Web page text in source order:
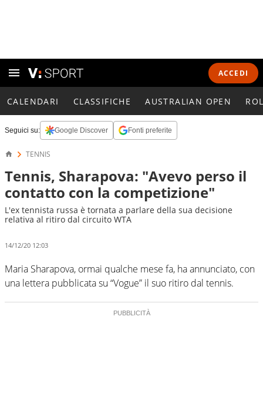
ACCEDI
CALENDARI CLASSIFICHE AUSTRALIAN OPEN
Seguici su: Google Discover Fonti preferite
TENNIS
Tennis, Sharapova: "Avevo perso il
contatto con la competizione"
L'ex tennista russa è tornata a parlare della sua decisione
relativa al ritiro dal circuito WTA
14/12/20 12:03
Maria Sharapova, ormai qualche mese fa, ha annunciato, con
una lettera pubblicata su “Vogue” il suo ritiro dal tennis.